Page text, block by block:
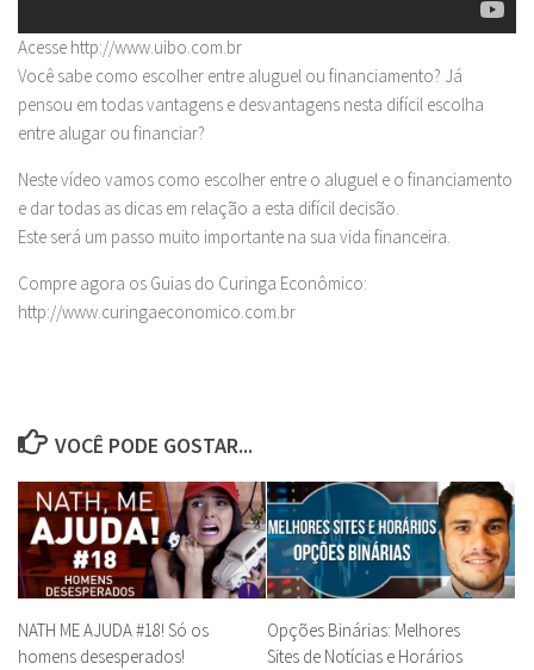
Acesse http://www.uibo.com.br
Você sabe como escolher entre aluguel ou financiamento? Já
pensou em todas vantagens e desvantagens nesta difícil escolha
entre alugar ou financiar?
Neste vídeo vamos como escolher entre o aluguel e o financiamento
e dar todas as dicas em relação a esta difícil decisão.
Este será um passo muito importante na sua vida financeira.
Compre agora os Guias do Curinga Econômico:
http://www.curingaeconomico.com.br
VOCÊ PODE GOSTAR...
NATH ME AJUDA #18! Só os
homens desesperados!
Opções Binárias: Melhores
Sites de Notícias e Horários